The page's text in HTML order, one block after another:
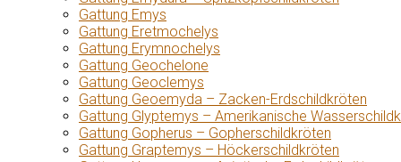
Gattung Emys
Gattung Eretmochelys
Gattung Erymnochelys
Gattung Geochelone
Gattung Geoclemys
Gattung Geoemyda – Zacken-Erdschildkröten
Gattung Glyptemys – Amerikanische
Gattung Gopherus – Gopherschildkröten
Gattung Graptemys – Höckerschildkröten